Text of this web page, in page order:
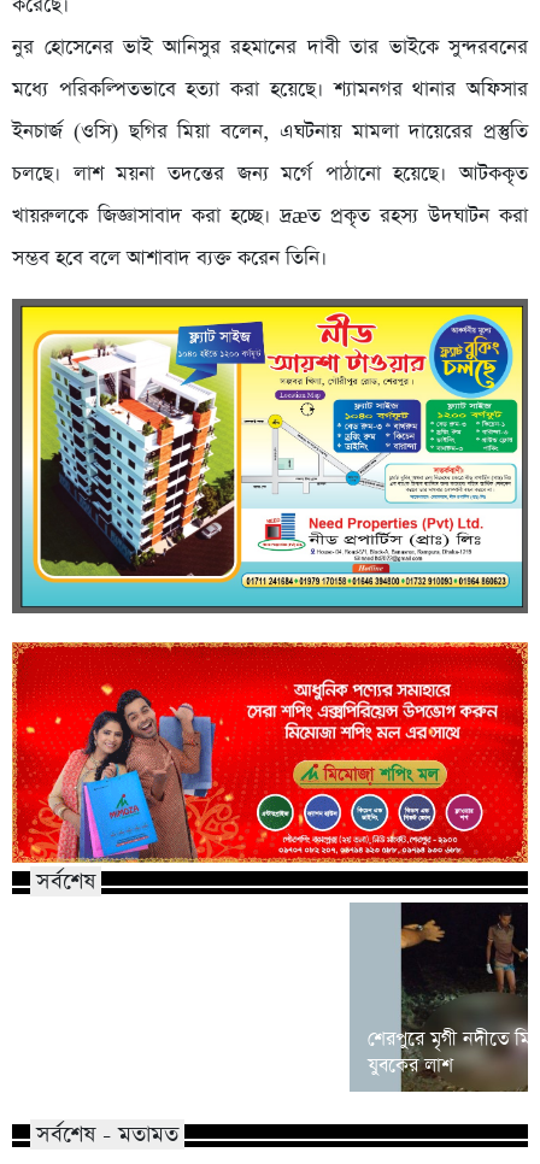
নুর হোসেনের ভাই আনিসুর রহমানের দাবী তার ভাইকে সুন্দরবনের
মধ্যে পরিকল্পিতভাবে হত্যা করা হয়েছে। শ্যামনগর থানার অফিসার
ইনচার্জ (ওসি) ছগির মিয়া বলেন, এঘটনায় মামলা দায়েরের প্রস্তুতি
চলছে। লাশ ময়না তদন্তের জন্য মর্গে পাঠানো হয়েছে। আটককৃত
খায়রুলকে জিজ্ঞাসাবাদ করা হচ্ছে। দ্রæত প্রকৃত রহস্য উদঘাটন করা
সম্ভব হবে বলে আশাবাদ ব্যক্ত করেন তিনি।
সর্বশেষ
শেরপুরে মৃগী নদীতে
যুবকের লাশ
সর্বশেষ - মতামত